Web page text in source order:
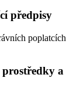
předpisy
prostředky